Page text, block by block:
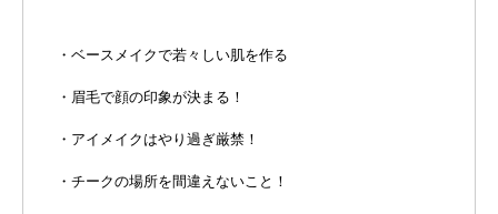
・ベースメイクで若々しい肌を作る
・眉毛で顔の印象が決まる！
・アイメイクはやり過ぎ厳禁！
・チークの場所を間違えないこと！